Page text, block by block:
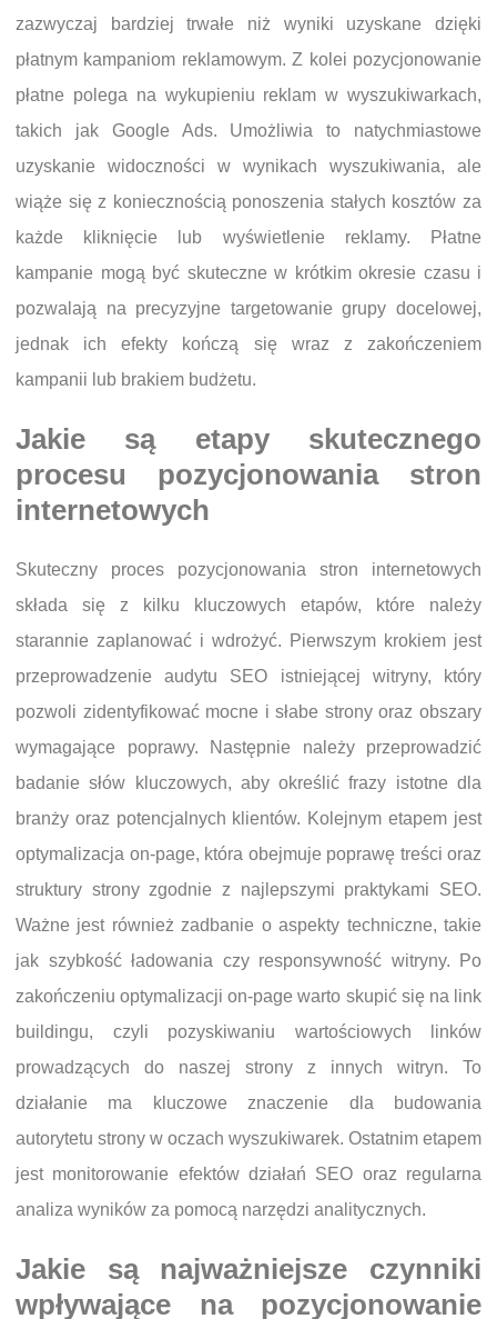
zazwyczaj bardziej trwałe niż wyniki uzyskane dzięki
płatnym kampaniom reklamowym. Z kolei pozycjonowanie
płatne polega na wykupieniu reklam w wyszukiwarkach,
takich jak Google Ads. Umożliwia to natychmiastowe
uzyskanie widoczności w wynikach wyszukiwania, ale
wiąże się z koniecznością ponoszenia stałych kosztów za
każde kliknięcie lub wyświetlenie reklamy. Płatne
kampanie mogą być skuteczne w krótkim okresie czasu i
pozwalają na precyzyjne targetowanie grupy docelowej,
jednak ich efekty kończą się wraz z zakończeniem
kampanii lub brakiem budżetu.
Jakie są etapy skutecznego
procesu pozycjonowania stron
internetowych
Skuteczny proces pozycjonowania stron internetowych
składa się z kilku kluczowych etapów, które należy
starannie zaplanować i wdrożyć. Pierwszym krokiem jest
przeprowadzenie audytu SEO istniejącej witryny, który
pozwoli zidentyfikować mocne i słabe strony oraz obszary
wymagające poprawy. Następnie należy przeprowadzić
badanie słów kluczowych, aby określić frazy istotne dla
branży oraz potencjalnych klientów. Kolejnym etapem jest
optymalizacja on-page, która obejmuje poprawę treści oraz
struktury strony zgodnie z najlepszymi praktykami SEO.
Ważne jest również zadbanie o aspekty techniczne, takie
jak szybkość ładowania czy responsywność witryny. Po
zakończeniu optymalizacji on-page warto skupić się na link
buildingu, czyli pozyskiwaniu wartościowych linków
prowadzących do naszej strony z innych witryn. To
działanie ma kluczowe znaczenie dla budowania
autorytetu strony w oczach wyszukiwarek. Ostatnim etapem
jest monitorowanie efektów działań SEO oraz regularna
analiza wyników za pomocą narzędzi analitycznych.
Jakie są najważniejsze czynniki
wpływające na pozycjonowanie